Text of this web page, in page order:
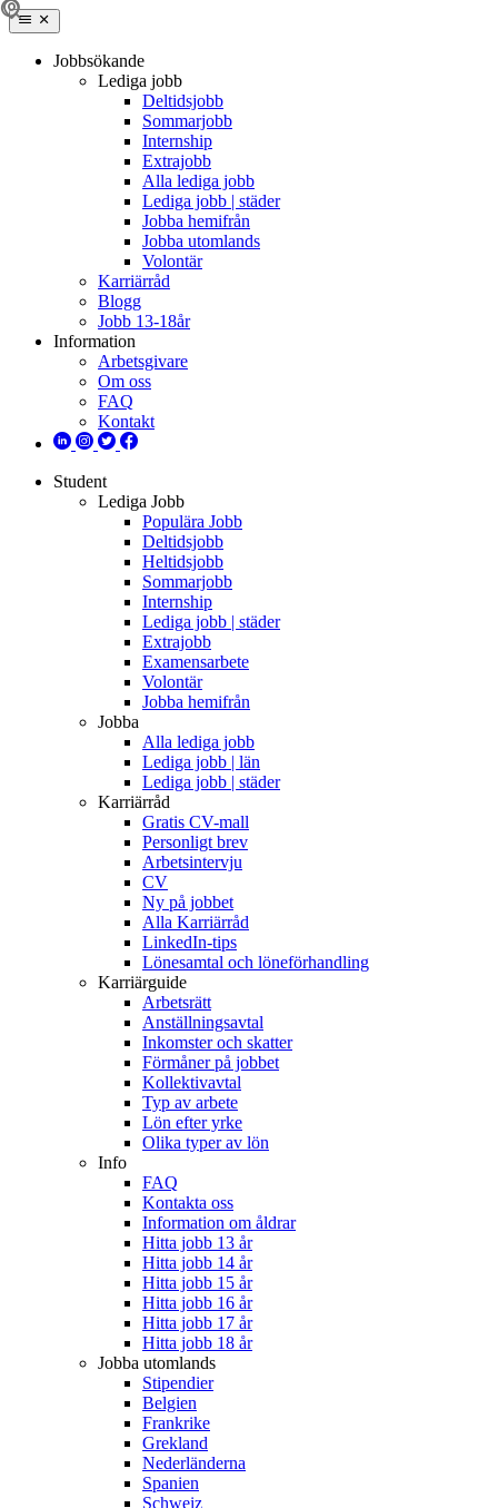
Jobbsökande
Lediga jobb
Deltidsjobb
Sommarjobb
Internship
Extrajobb
Alla lediga jobb
Lediga jobb | städer
Jobba hemifrån
Jobba utomlands
Volontär
Karriärråd
Blogg
Jobb 13-18år
Information
Arbetsgivare
Om oss
FAQ
Kontakt
Student
Lediga Jobb
Populära Jobb
Deltidsjobb
Heltidsjobb
Sommarjobb
Internship
Lediga jobb | städer
Extrajobb
Examensarbete
Volontär
Jobba hemifrån
Jobba
Alla lediga jobb
Lediga jobb | län
Lediga jobb | städer
Karriärråd
Gratis CV-mall
Personligt brev
Arbetsintervju
CV
Ny på jobbet
Alla Karriärråd
LinkedIn-tips
Lönesamtal och löneförhandling
Karriärguide
Arbetsrätt
Anställningsavtal
Inkomster och skatter
Förmåner på jobbet
Kollektivavtal
Typ av arbete
Lön efter yrke
Olika typer av lön
Info
FAQ
Kontakta oss
Information om åldrar
Hitta jobb 13 år
Hitta jobb 14 år
Hitta jobb 15 år
Hitta jobb 16 år
Hitta jobb 17 år
Hitta jobb 18 år
Jobba utomlands
Stipendier
Belgien
Frankrike
Grekland
Nederländerna
Spanien
Schweiz